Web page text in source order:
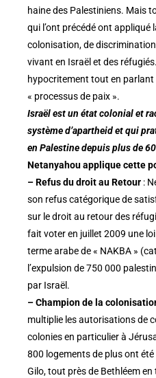
haine des Palestiniens. Mais
qui l’ont précédé ont appliqué
colonisation, de
vivant en Israël et des
hypocritement tout en parlant
« processus de paix ».
Israël est un état colonial et
système d’apartheid et qui
en Palestine depuis plus de
Netanyahou applique cette
– Refus du droit au Retour :
son refus catégorique de
sur le droit au retour des
fait voter en juillet 2009 une
terme arabe de « NAKBA »
l’expulsion de 750 000
par Israël.
– Champion de la
multiplie les autorisations de
colonies en particulier à
800 logements de plus ont
Gilo, tout près de Bethléem